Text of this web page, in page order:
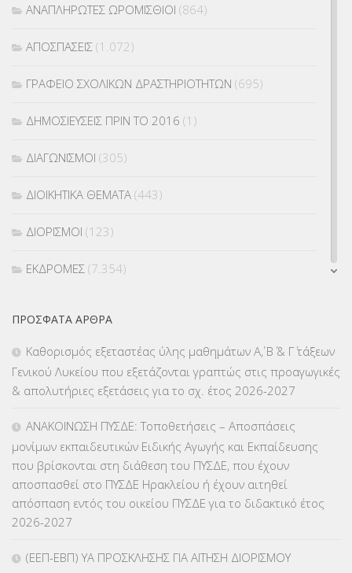
ΑΝΑΠΛΗΡΩΤΕΣ ΩΡΟΜΙΣΘΙΟΙ (864)
ΑΠΟΣΠΑΣΕΙΣ (1.072)
ΓΡΑΦΕΙΟ ΣΧΟΛΙΚΩΝ ΔΡΑΣΤΗΡΙΟΤΗΤΩΝ (695)
ΔΗΜΟΣΙΕΥΣΕΙΣ ΠΡΙΝ ΤΟ 2016 (1)
ΔΙΑΓΩΝΙΣΜΟΙ (305)
ΔΙΟΙΚΗΤΙΚΑ ΘΕΜΑΤΑ (443)
ΔΙΟΡΙΣΜΟΙ (123)
ΕΚΔΡΟΜΕΣ (7.354)
ΕΠΙΜΟΡΦΩΣΗ Τ.Π.Ε.(10)
ΚΕΣΥ(60)
ΚΕΣΥΠ(109)
ΚΠγ – ΚΡΑΤΙΚΟ ΠΙΣΤΟΠΟΙΗΤΙΚΟ ΓΛΩΣΣΟΜΑΘΕΙΑΣ
ΚΠπ- ΚΡΑΤΙΚΟ ΠΙΣΤΟΠΟΙΗΤΙΚΟ ΠΛΗΡΟΦΟΡΙΚΗΣ(12)
ΠΡΌΣΦΑΤΑ ΆΡΘΡΑ
Καθορισμός εξεταστέας ύλης μαθημάτων Α΄, Β΄ & Γ΄ τάξεων
Γενικού Λυκείου που εξετάζονται γραπτώς στις προαγωγικές
& απολυτήριες εξετάσεις για το σχ. έτος 2026-2027
ΑΝΑΚΟΙΝΩΣΗ ΠΥΣΔΕ: Τοποθετήσεις – Αποσπάσεις
μονίμων εκπαιδευτικών Ειδικής Αγωγής και Εκπαίδευσης
που βρίσκονται στη διάθεση του ΠΥΣΔΕ, που έχουν
αποσπασθεί στο ΠΥΣΔΕ Ηρακλείου ή έχουν αιτηθεί
απόσπαση εντός του οικείου ΠΥΣΔΕ για το διδακτικό έτος
2026-2027
(ΕΕΠ-ΕΒΠ) ΥΑ ΠΡΟΣΚΛΗΣΗΣ ΓΙΑ ΑΙΤΗΣΗ ΔΙΟΡΙΣΜΟΥ